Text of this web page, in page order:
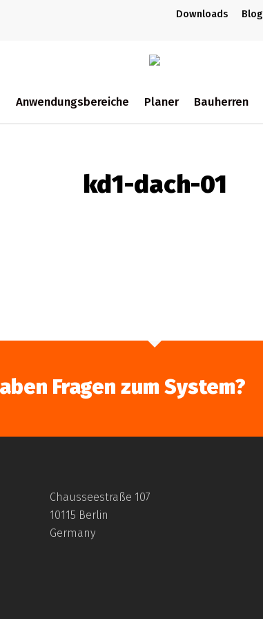
Downloads Blog
Anwendungsbereiche Planer Bauherren
kd1-dach-01
Fragen zum System?
Chausseestraße 107
10115 Berlin
Germany